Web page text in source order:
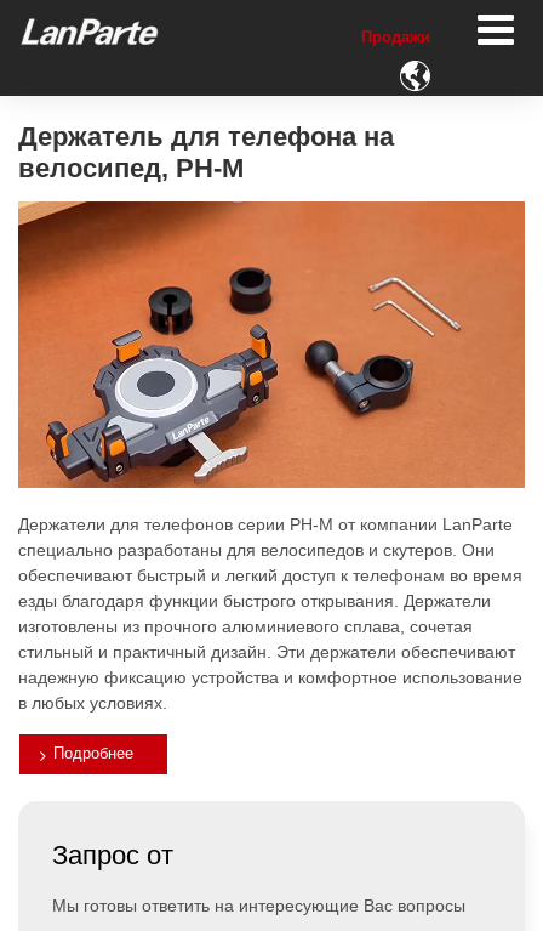
Продажи

Держатель для телефона на
велосипед, PH-M
Держатели для телефонов серии PH-M от компании LanParte
специально разработаны для велосипедов и скутеров. Они
обеспечивают быстрый и легкий доступ к телефонам во время
езды благодаря функции быстрого открывания. Держатели
изготовлены из прочного алюминиевого сплава, сочетая
стильный и практичный дизайн. Эти держатели обеспечивают
надежную фиксацию устройства и комфортное использование
в любых условиях.
Подробнее
Запрос от
Мы готовы ответить на интересующие Вас вопросы